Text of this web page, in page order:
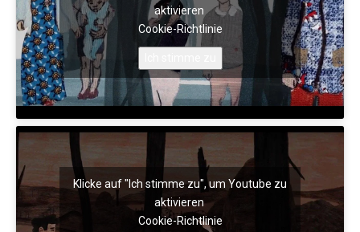
aktivieren
Cookie-Richtlinie
Klicke auf "Ich stimme zu", um Youtube zu
aktivieren
Cookie-Richtlinie